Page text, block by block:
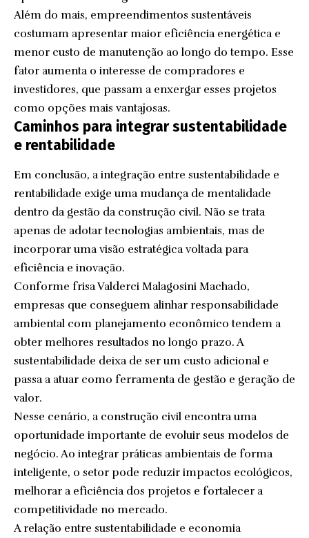
Além do mais, empreendimentos sustentáveis
costumam apresentar maior eficiência energética e
menor custo de manutenção ao longo do tempo. Esse
fator aumenta o interesse de compradores e
investidores, que passam a enxergar esses projetos
como opções mais vantajosas.
Caminhos para integrar sustentabilidade
e rentabilidade
Em conclusão, a integração entre sustentabilidade e
rentabilidade exige uma mudança de mentalidade
dentro da gestão da construção civil. Não se trata
apenas de adotar tecnologias ambientais, mas de
incorporar uma visão estratégica voltada para
eficiência e inovação.
Conforme frisa Valderci Malagosini Machado,
empresas que conseguem alinhar responsabilidade
ambiental com planejamento econômico tendem a
obter melhores resultados no longo prazo. A
sustentabilidade deixa de ser um custo adicional e
passa a atuar como ferramenta de gestão e geração de
valor.
Nesse cenário, a construção civil encontra uma
oportunidade importante de evoluir seus modelos de
negócio. Ao integrar práticas ambientais de forma
inteligente, o setor pode reduzir impactos ecológicos,
melhorar a eficiência dos projetos e fortalecer a
competitividade no mercado.
A relação entre sustentabilidade e economia